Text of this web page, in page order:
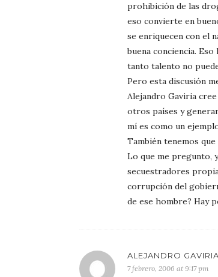
prohibición de las
eso convierte en
se enriquecen con el
buena conciencia.
tanto talento no
Pero esta discusión
Alejandro Gaviria
otros países y
mí es como un
También tenemos
Lo que me pregunto,
secuestradores
corrupción del
de ese hombre? Hay
ALEJANDRO GAVIRIA
7 febrero, 2006 at 9:17 pm